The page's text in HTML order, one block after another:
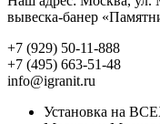
вывеска-банер
+7 (929) 50-11-888
+7 (495) 663-51-48
info@igranit.ru
Установка на